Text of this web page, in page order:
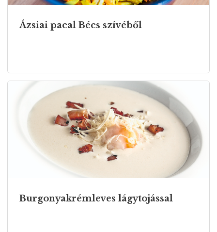
Ázsiai pacal Bécs szívéből
Burgonyakrémleves lágytojással